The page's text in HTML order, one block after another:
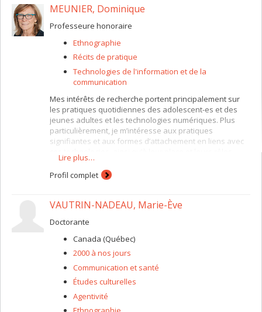
MEUNIER, Dominique
Professeure honoraire
Ethnographie
Récits de pratique
Technologies de l'information et de la
communication
Mes intérêts de recherche portent principalement sur
les pratiques quotidiennes des adolescent-es et des
jeunes adultes et les technologies numériques. Plus
particulièrement, je m’intéresse aux pratiques
signifiantes et aux formes d’attachement en liens avec
dans la construction identitaire. Plus récemment, j’étudie
ces pratiques quotidiennes, dont la mobilisation des
réseaux sociaux, à des fins d’action collective.
ethnographiques et celles dites « créatives »
méthodologiques des pratiques de recherche sur le
terrain (processus de recherche, réflexivité, relation
chercheur-e/participant-e, éthique, etc.).
Lire plus…
Profil complet
VAUTRIN-NADEAU, Marie-Ève
Doctorante
Canada (Québec)
2000 à nos jours
Communication et santé
Études culturelles
Agentivité